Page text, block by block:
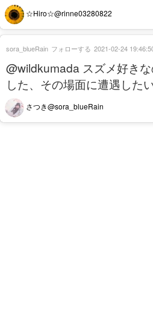
☆Hiro☆@rinne03280822
@wildkumada スズメ好き
した、その場面に遭遇した
さつき@sora_blueRain
sora_blueRain フォローする 2021-02-24